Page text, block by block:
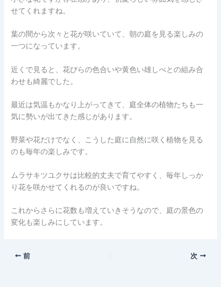
せてくれますね。
葉の間から次々と花が咲いていて、朝の庭を見る楽しみの
一つになっています。
近くで見ると、花びらの色合いや黄色い雄しべとの組み合
わせも綺麗でした。
最近は気温もかなり上がってきて、庭全体の植物たちも一
気に勢いが出てきた感じがあります。
野菜や花だけでなく、こうした庭に自然に咲く植物を見る
のも毎年の楽しみです。
ムラサキツユクサは比較的丈夫で育てやすく、毎年しっか
り花を咲かせてくれるのが良いですね。
これからさらに花数も増えていきそうなので、庭の景色の
変化も楽しみにしています。
前 次